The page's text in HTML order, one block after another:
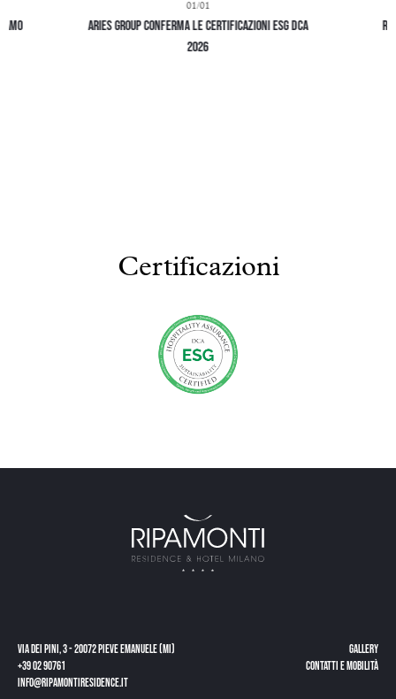
01/01
Aries Group conferma le Certificazioni ESG DCA
2026
Certificazioni
Via dei Pini, 3 - 20072 Pieve Emanuele (MI)
+39 02 90761
info@ripamontiresidence.it
Gallery
Contatti e mobilità